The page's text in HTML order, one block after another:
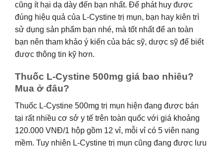
cũng ít hại dạ dày đến bạn nhất. Để phát huy được
đúng hiệu quả của L-Cystine trị mụn, bạn hay kiên trì
sử dụng sản phẩm bạn nhé, mà tốt nhất để an toàn
bạn nên tham khảo ý kiến của bác sỹ, dược sỹ để biết
được thông tin kỹ hơn.
Thuốc L-Cystine 500mg giá bao nhiêu?
Mua ở đâu?
Thuốc L-Cystine 500mg trị mụn hiện đang được bán
tại rất nhiều cơ sở y tế trên toàn quốc với giá khoảng
120.000 VNĐ/1 hộp gồm 12 vỉ, mỗi vỉ có 5 viên nang
mềm. Tuy nhiên L-Cystine trị mụn cũng đang được lưu